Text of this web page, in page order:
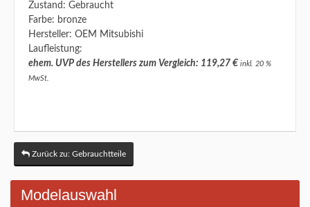
Zustand: Gebraucht
Farbe: bronze
Hersteller: OEM Mitsubishi
Laufleistung:
ehem. UVP des Herstellers zum Vergleich: 119,27 € inkl. 20 %
MwSt.
Zurück zu: Gebrauchtteile
Modelauswahl